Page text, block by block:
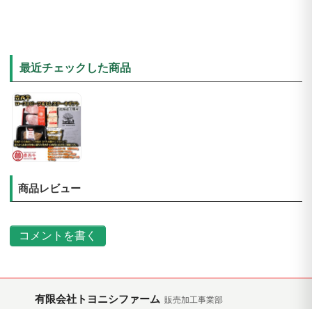
最近チェックした商品
商品レビュー
コメントを書く
有限会社トヨニシファーム 販売加工事業部